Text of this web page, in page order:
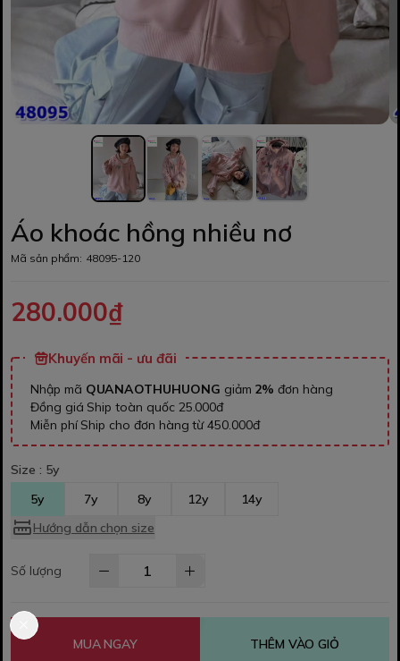
Áo khoác hồng nhiều nơ
Mã sản phẩm: 48095-120
280.000₫
Khuyến mãi - ưu đãi
Nhập mã QUANAOTHUHUONG giảm 2% đơn hàng
Đồng giá Ship toàn quốc 25.000đ
Miễn phí Ship cho đơn hàng từ 450.000đ
Size : 5y
5y
7y 8y 12y
14y
Hướng dẫn chọn size
Số lượng
MUA NGAY THÊM VÀO GIỎ